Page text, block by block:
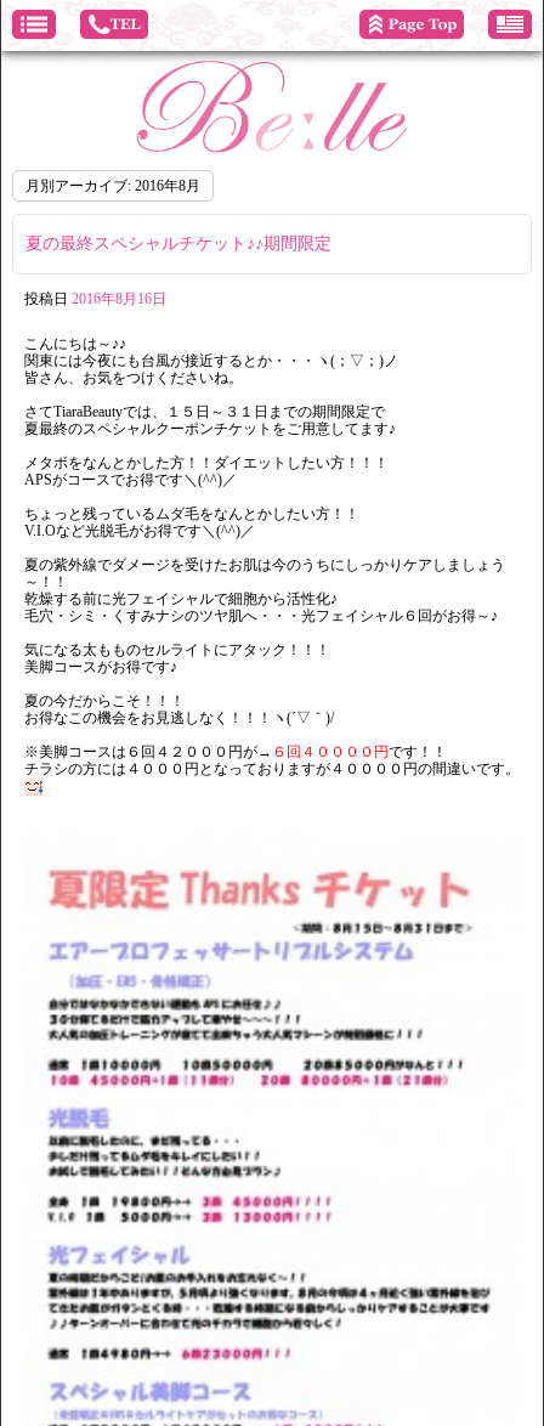
月別アーカイブ: 2016年8月
夏の最終スペシャルチケット♪♪期間限定
投稿日 2016年8月16日
こんにちは～♪♪
関東には今夜にも台風が接近するとか・・・ヽ(；▽；)ノ
皆さん、お気をつけくださいね。
さてTiaraBeautyでは、１５日～３１日までの期間限定で
夏最終のスペシャルクーポンチケットをご用意してます♪
メタボをなんとかした方！！ダイエットしたい方！！！
APSがコースでお得です＼(^^)／
ちょっと残っているムダ毛をなんとかしたい方！！
V.I.Oなど光脱毛がお得です＼(^^)／
夏の紫外線でダメージを受けたお肌は今のうちにしっかりケアしましょう
～！！
乾燥する前に光フェイシャルで細胞から活性化♪
毛穴・シミ・くすみナシのツヤ肌へ・・・光フェイシャル６回がお得～♪
気になる太もものセルライトにアタック！！！
美脚コースがお得です♪
夏の今だからこそ！！！
お得なこの機会をお見逃しなく！！！ヽ(´▽｀)/
※美脚コースは６回４２０００円が→ ６回４００００円です！！
チラシの方には４０００円となっておりますが４００００円の間違いです。